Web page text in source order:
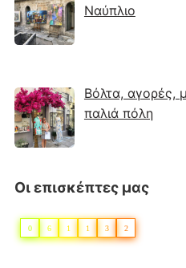
Ναύπλιο
Βόλτα, αγορές,
παλιά πόλη
Οι επισκέπτες μας
0 6 1 1 3 2